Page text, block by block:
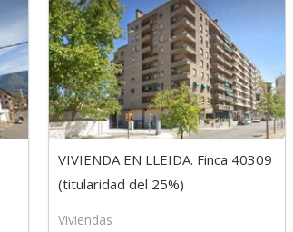
VIVIENDA EN LLEIDA. Finca 40309
(titularidad del 25%)
Viviendas